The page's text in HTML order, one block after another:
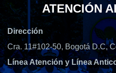
ATENCIÓN
Dirección
Cra. 11#102-50, Bogotá D.C,
Línea Atención y Línea